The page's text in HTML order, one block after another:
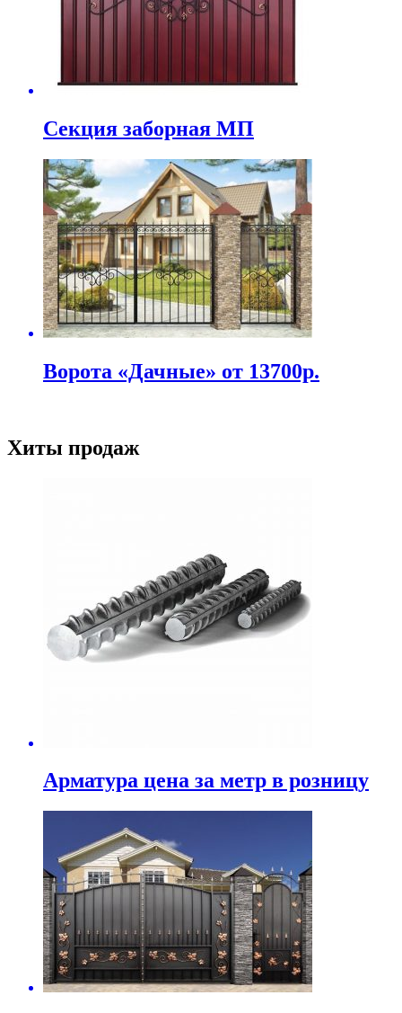
Секция заборная МП
Ворота «Дачные» от 13700р.
Хиты продаж
Арматура цена за метр в розницу